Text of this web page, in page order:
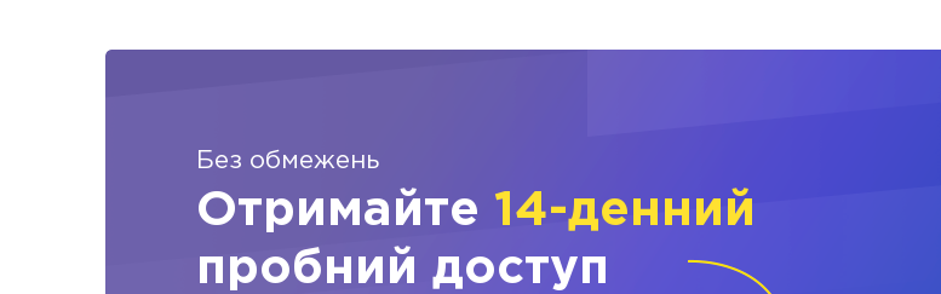
Без обмежень
Отримайте 14-денний
пробний доступ